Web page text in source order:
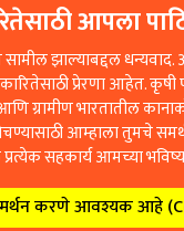
आपला
झाल्याबद्दल
प्रेरणा आहेत.
ग्रामीण भारतातील
आम्हाला तुमचे
सहकार्य आमच्या
करणे आवश्यक आहे